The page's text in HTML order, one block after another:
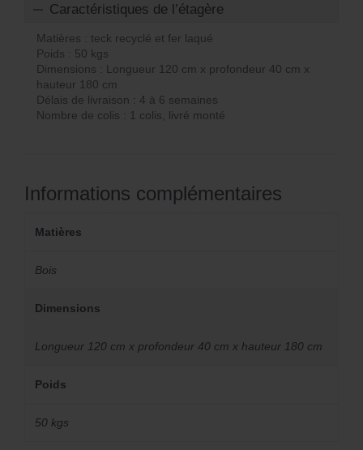
Caractéristiques de l’étagère
Matières : teck recyclé et fer laqué
Poids : 50 kgs
Dimensions : Longueur 120 cm x profondeur 40 cm x
hauteur 180 cm
Délais de livraison : 4 à 6 semaines
Nombre de colis : 1 colis, livré monté
Informations complémentaires
Matières
Bois
Dimensions
Longueur 120 cm x profondeur 40 cm x hauteur 180 cm
Poids
50 kgs